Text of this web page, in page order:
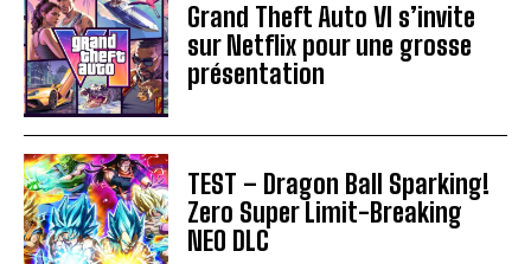
Grand Theft Auto VI s’invite
sur Netflix pour une grosse
présentation
TEST – Dragon Ball Sparking!
Zero Super Limit-Breaking
NEO DLC